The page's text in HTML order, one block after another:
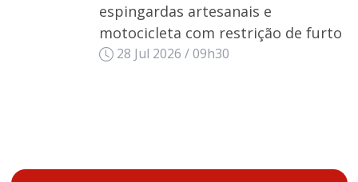
espingardas artesanais e
motocicleta com restrição de furto
28 Jul 2026 / 09h30